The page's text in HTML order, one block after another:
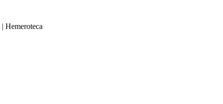
| Hemeroteca